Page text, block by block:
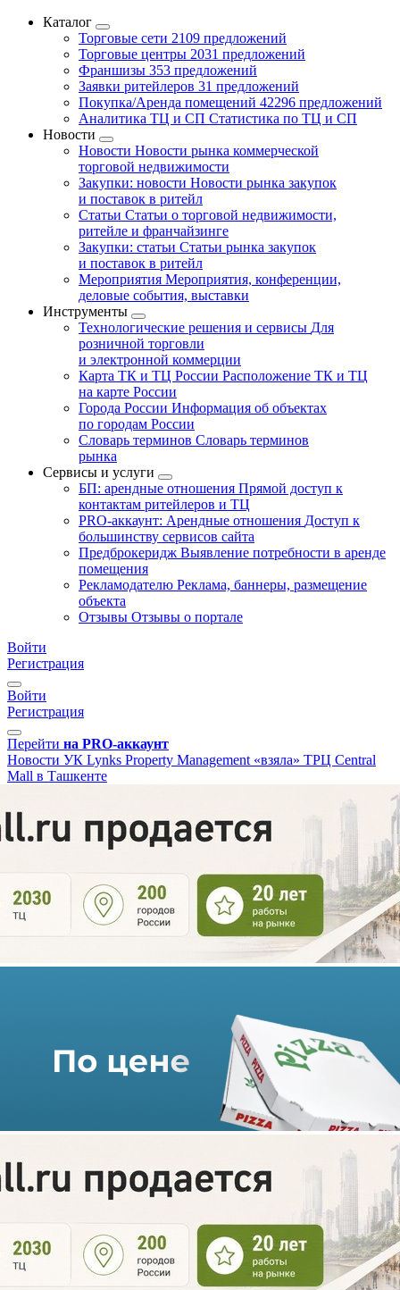
Каталог
Торговые сети 2109 предложений
Торговые центры 2031 предложений
Франшизы 353 предложений
Заявки ритейлеров 31 предложений
Покупка/Аренда помещений 42296 предложений
Аналитика ТЦ и СП Статистика по ТЦ и СП
Новости
Новости Новости рынка коммерческой
торговой недвижимости
Закупки: новости Новости рынка закупок
и поставок в ритейл
Статьи Статьи о торговой недвижимости,
ритейле и франчайзинге
Закупки: статьи Статьи рынка закупок
и поставок в ритейл
Мероприятия Мероприятия, конференции,
деловые события, выставки
Инструменты
Технологические решения и сервисы Для
розничной торговли
и электронной коммерции
Карта ТК и ТЦ России Расположение ТК и ТЦ
на карте России
Города России Информация об объектах
по городам России
Словарь терминов Словарь терминов
рынка
Сервисы и услуги
БП: арендные отношения Прямой доступ к
контактам ритейлеров и ТЦ
PRO-аккаунт: Арендные отношения Доступ к
большинству сервисов сайта
Предброкеридж Выявление потребности в аренде
помещения
Рекламодателю Реклама, баннеры, размещение
объекта
Отзывы Отзывы о портале
Войти
Регистрация
Войти
Регистрация
Перейти на PRO-аккаунт
Новости УК Lynks Property Management «взяла» ТРЦ Central
Mall в Ташкенте
Management «взяла» ТРЦ
Central Mall в Ташкенте
Российская управляющая компания Lynks Property Management
вышла на рынок Узбекистана, начав работу над проектом
МДЦ Tashkent City, а именно над торгово-развлекательным
центром Central Mall (GLB 53,3 тыс кв. метров) в Ташкенте.
Компания будет готовить объект к открытию, которое
запланировано на 2022 год, и оказывать услуги по
коммерческому сопровождению. Контракт с компанией-
инвестором Lotus Gaz Invest уже подписан.